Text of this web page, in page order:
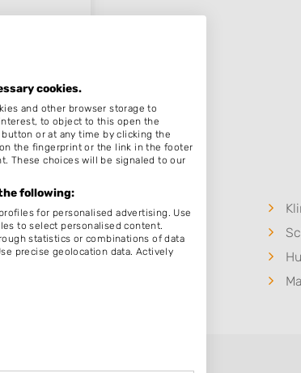
cookies.
and other browser storage to
to object to this open the
or at any time by clicking the
the fingerprint or the link in the footer
These choices will be signaled to our
following:
for personalised advertising. Use
to select personalised content.
statistics or combinations of data
precise geolocation data. Actively